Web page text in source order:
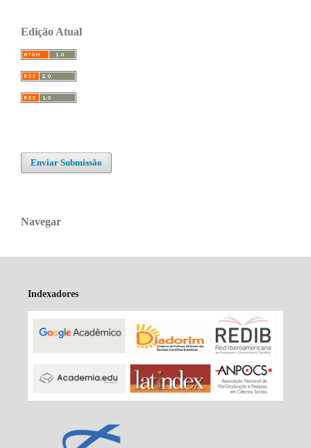
Edição Atual
Enviar Submissão
Navegar
Indexadores